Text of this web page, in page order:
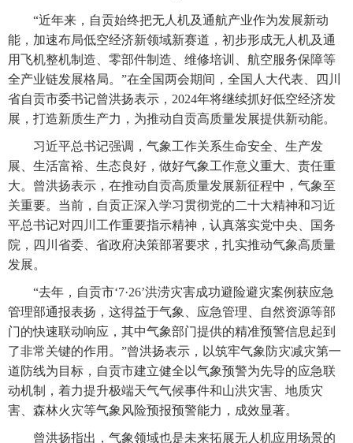
“近年来，自贡始终把无人机及通航产业作为发展新动
能，加速布局低空经济新领域新赛道，初步形成无人机及通
用飞机整机制造、零部件制造、维修培训、航空服务保障等
全产业链发展格局。”在全国两会期间，全国人大代表、四川
省自贡市委书记曾洪扬表示，2024年将继续抓好低空经济发
展，打造新质生产力，为推动自贡高质量发展提供新动能。
习近平总书记强调，气象工作关系生命安全、生产发
展、生活富裕、生态良好，做好气象工作意义重大、责任重
大。曾洪扬表示，在推动自贡高质量发展新征程中，气象至
关重要。当前，自贡正深入学习贯彻党的二十大精神和习近
平总书记对四川工作重要指示精神，认真落实党中央、国务
院，四川省委、省政府决策部署要求，扎实推动气象高质量
发展。
“去年，自贡市‘7·26’洪涝灾害成功避险避灾案例获应急
管理部通报表扬，这得益于气象、应急管理、自然资源等部
门的快速联动响应，其中气象部门提供的精准预警信息起到
了非常关键的作用。”曾洪扬表示，以筑牢气象防灾减灾第一
道防线为目标，自贡市建立健全以气象预警为先导的应急联
动机制，着力提升极端天气气候事件和山洪灾害、地质灾
害、森林火灾等气象风险预报预警能力，成效显著。
曾洪扬指出，气象领域也是未来拓展无人机应用场景的